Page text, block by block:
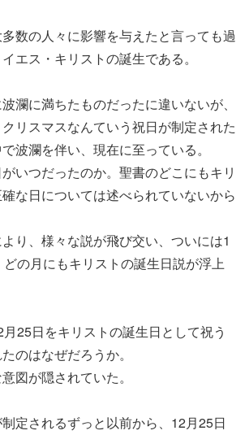
数の人々に影響を与えたと言っても過
エス・キリストの誕生である。
瀾に満ちたものだったに違いないが、
リスマスなんていう祝日が制定された
波瀾を伴い、現在に至っている。
いつだったのか。聖書のどこにもキリ
な日については述べられていないから
り、様々な説が飛び交い、ついには1
の月にもキリストの誕生日説が浮上
25日をキリストの誕生日として祝う
のはなぜだろうか。
図が隠されていた。
定されるずっと以前から、12月25日